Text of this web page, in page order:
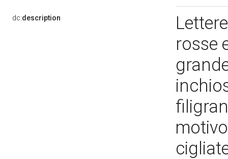
dc:description
rosse